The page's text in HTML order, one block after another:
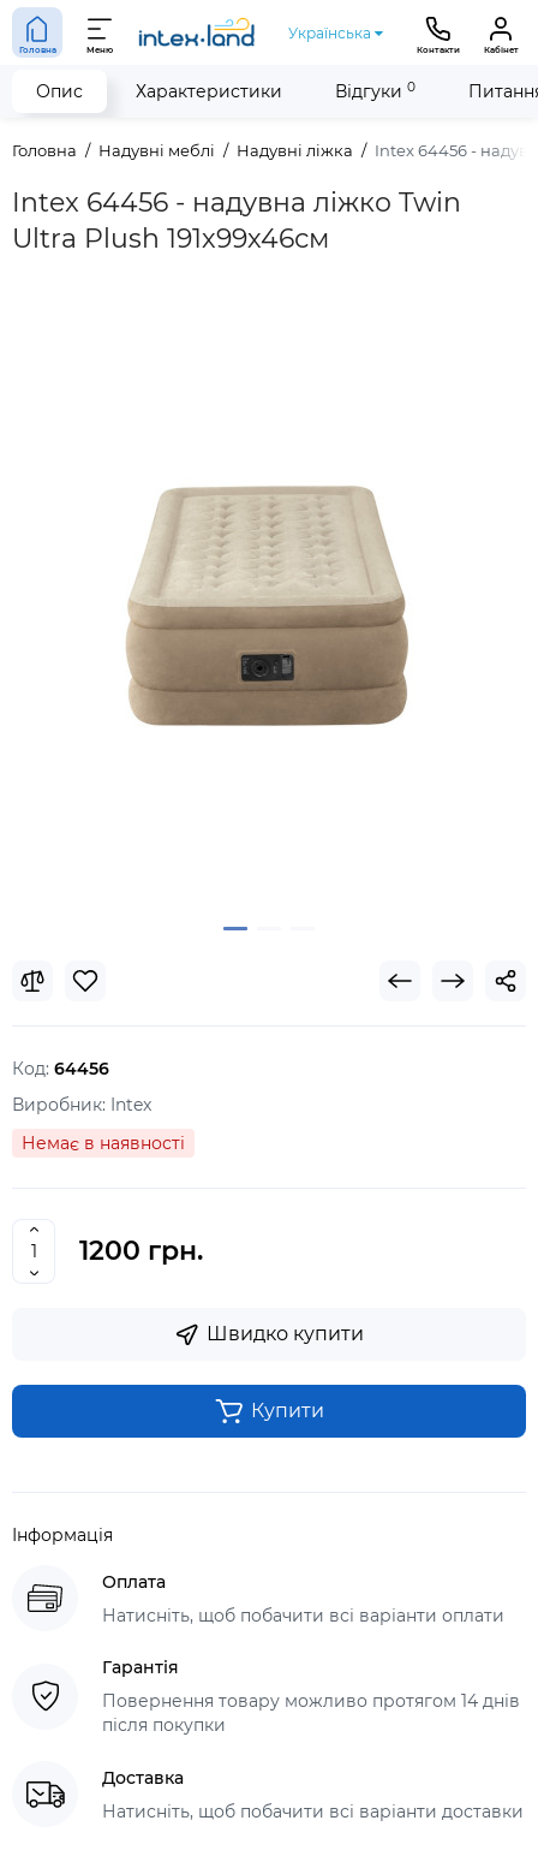
Головна Меню
Українська
Контакти Кабінет
Головна Надувні меблі Надувні ліжка Intex 64456 -
Intex 64456 - надувна ліжко Twin
Ultra Plush 191х99х46см
Код: 64456
Виробник: Intex
Немає в наявності
1200 грн.
Швидко купити
Купити
Інформація
Оплата
Натисніть, щоб побачити всі варіанти оплати
Гарантія
Повернення товару можливо протягом 14 днів
після покупки
Доставка
Натисніть, щоб побачити всі варіанти доставки
Опис Характеристики Відгуки 0